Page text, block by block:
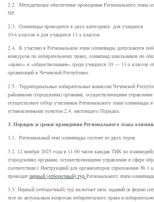
2.2. Методическое обеспечение проведения Регионального этапа
ЧР.
2.3. Олимпиада проводится в двух категориях: для учащихся
10-х классов и для учащихся 11-х классов.
2.4. К участию в Региональном этапе олимпиады допускаются
конкурсов по избирательному праву, олимпиад школьников по
«право» и «обществознание» среди учащихся 10 — 11-х классов
организаций в Чеченской Республике.
2.5. Территориальные избирательные комиссии Чеченской
районными (городскими) органами, осуществляющими управление
осуществляют отбор участников Регионального этапа олимпиады в
установленными пунктом 2.4. настоящего Порядка.
3. Порядок и сроки проведения Регионального этапа
3.1. Региональный этап олимпиады состоит из двух туров.
3.2. 12 ноября 2025 года в 11.00 часов каждая ТИК во
(городскими) органами, осуществляющими управление в сфере
соответствии с Инструкцией для организаторов (приложение №
проводитпервый (отборочный) тур Регионального этапа
3.3. Первый (отборочный) тур включает пять заданий (в форме
эссе по актуальным вопросам избирательного права и